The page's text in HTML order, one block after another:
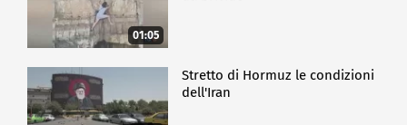
01:05
Stretto di Hormuz le condizioni
dell'Iran